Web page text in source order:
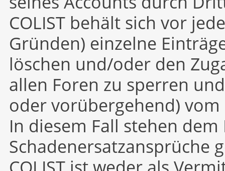
COLIST behält sich vor
Gründen) einzelne
löschen und/oder den
allen Foren zu sperren
oder vorübergehend) vom
In diesem Fall stehen
Schadenersatzansprüche